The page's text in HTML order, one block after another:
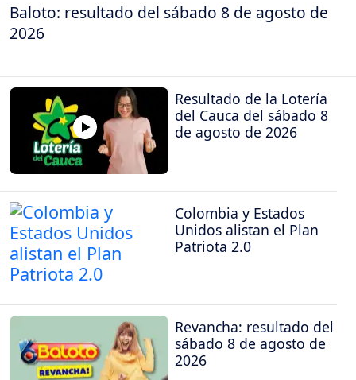
Baloto: resultado del sábado 8 de agosto de
2026
Resultado de la Lotería
del Cauca del sábado 8
de agosto de 2026
Colombia y Estados
Unidos alistan el Plan
Patriota 2.0
Revancha: resultado del
sábado 8 de agosto de
2026